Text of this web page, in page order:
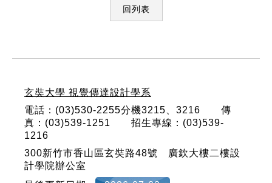
回列表
玄奘大學 視覺傳達設計學系
電話：(03)530-2255分機3215、3216 傳
真：(03)539-1251 招生專線：(03)539-
1216
300新竹市香山區玄奘路48號 廣欽大樓二樓設
計學院辦公室